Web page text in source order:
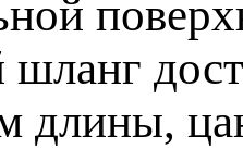
длины,